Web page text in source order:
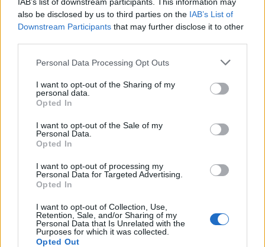
also be disclosed by us to third parties on the IAB’s List of
Downstream Participants that may further disclose it to other
Please note that this website/app uses one or more Google
not limited to your visit or usage behaviour. You may click to
grant or deny consent to Google and its third-party tags to
use your data for below specified purposes in below Google
consent section.
Personal Data Processing Opt Outs
I want to opt-out of the Sharing of my
personal data.
Opted In
I want to opt-out of the Sale of my
Personal Data.
Opted In
I want to opt-out of processing my
Personal Data for Targeted Advertising.
Opted In
I want to opt-out of Collection, Use,
Retention, Sale, and/or Sharing of my
Personal Data that Is Unrelated with the
Purposes for which it was collected.
Opted Out
Zene Gyász Amy Winehouse
ELSTARTOLT A MŰVÉSZETEK VÖLGYE